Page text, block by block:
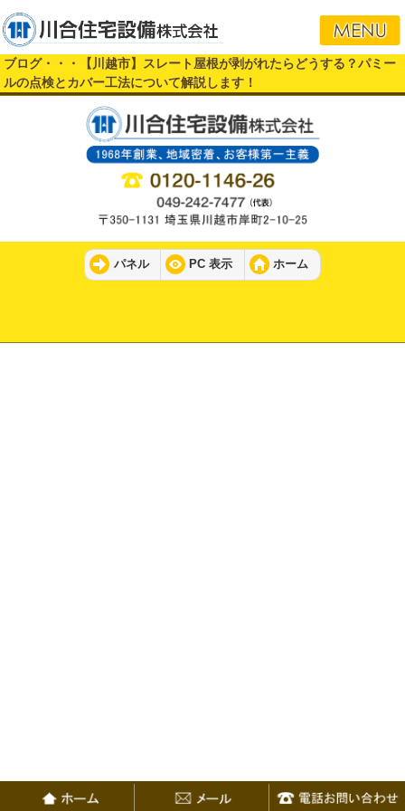
ブログ・・・【川越市】スレート屋根が剥がれたらどうする？パミー
ルの点検とカバー工法について解説します！
パネル PC 表示 ホーム